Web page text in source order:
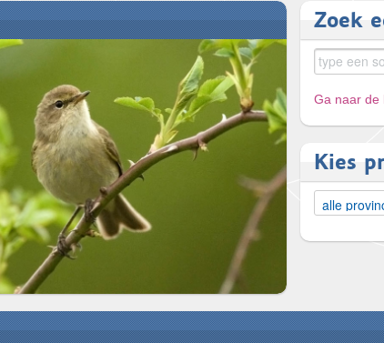
Zoek
Ga naar de
Kies